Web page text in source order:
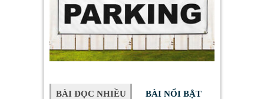
BÀI ĐỌC NHIỀU BÀI NỔI BẬT